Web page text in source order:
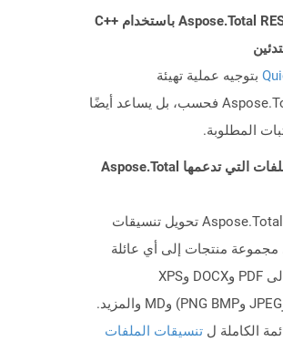
البدء بـ Aspose.Total REST APIs باستخدام C++
بتوجيه عملية تهيئة
Aspose.Total Cloud API فحسب، بل يساعد أيضًا
المطلوبة.
ما تنسيقات الملفات التي تدعمها Aspose.Total
يمكن لـ Aspose.Total Cloud تحويل تنسيقات
منتجات إلى أي عائلة
منتجات أخرى إلى PDF وDOCX وXPS
وimage(TIFF وJPEG وPNG BMP) وMD والمزيد.
الكاملة ل تنسيقات الملفات